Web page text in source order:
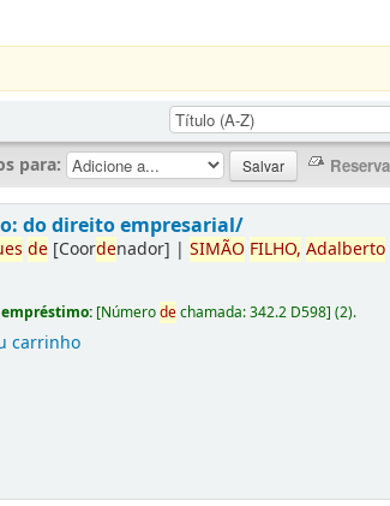
para:
do direito empresarial/
de [Coordenador] |SIMÃO FILHO, Adalberto
[Númerodechamada:342.2 D598](2).
carrinho